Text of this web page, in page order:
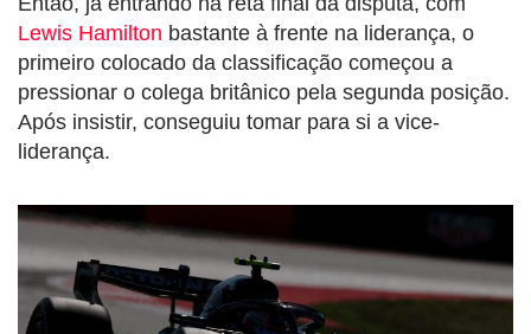
Lewis Hamilton bastante à frente na liderança, o
primeiro colocado da classificação começou a
pressionar o colega britânico pela segunda posição.
Após insistir, conseguiu tomar para si a vice-
liderança.